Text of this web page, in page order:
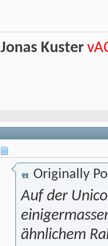
Jonas Kuster
Originally
Auf der
ähnlichem